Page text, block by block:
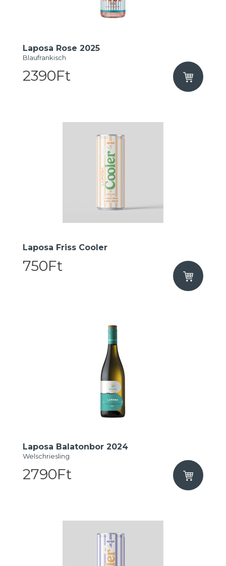
Laposa Rose 2025
Blaufrankisch
2390Ft
Laposa Friss Cooler
750Ft
Laposa Balatonbor 2024
Welschriesling
2790Ft